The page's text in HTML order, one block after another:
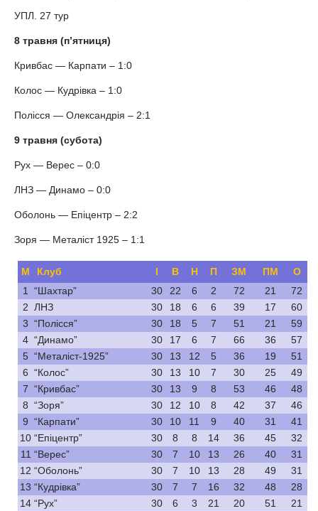
УПЛ. 27 тур
8 травня (п’ятниця)
Кривбас — Карпати – 1:0
Колос — Кудрівка – 1:0
Полісся — Олександрія – 2:1
9 травня (субота)
Рух — Верес – 0:0
ЛНЗ — Динамо – 0:0
Оболонь — Епіцентр – 2:2
Зоря — Металіст 1925 – 1:1
М Клуб І В Н П ЗМ ПМ
О
1
“Шахтар” 30 22 6 2 72 21
72
2
ЛНЗ 30 18 6 6 39 17
60
3 “Полісся” 30 18 5 7 51 21
59
4 “Динамо” 30 17 6 7 66 36
57
5 “Металіст-1925” 30 13 12 5 36 19
51
6 “Колос” 30 13 10 7 30 25
49
7 “Кривбас” 30 13 9 8 53 46
48
8 “Зоря” 30 12 10 8 42 37
46
9 “Карпати” 30 10 11 9 40 31
41
10 “Епіцентр” 30 8 8 14 36 45
32
11 “Верес” 30 7 10 13 26 40
31
12 “Оболонь” 30 7 10 13 28 49
31
13 “Кудрівка” 30 7 7 16 32 48
28
14 “Рух” 30 6 3 21 20 51
21